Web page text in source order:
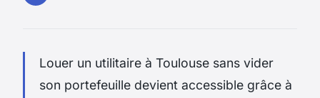
Louer un utilitaire à Toulouse sans vider
son portefeuille devient accessible grâce à